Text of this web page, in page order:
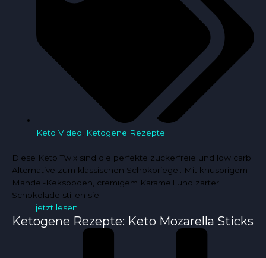
Keto Video, Ketogene Rezepte
Diese Keto Twix sind die perfekte zuckerfreie und low carb
Alternative zum klassischen Schokoriegel. Mit knusprigem
Mandel-Keksboden, cremigem Karamell und zarter
Schokolade stillen sie
jetzt lesen
Ketogene Rezepte: Keto Mozarella Sticks